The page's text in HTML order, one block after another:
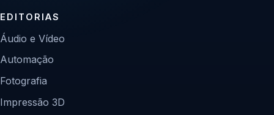
EDITORIAS
Áudio e Vídeo
Automação
Fotografia
Impressão 3D